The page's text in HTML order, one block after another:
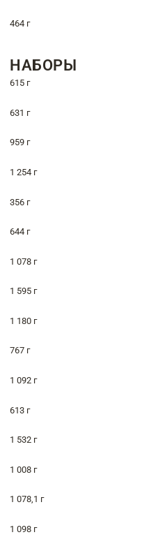
464 г
НАБОРЫ
615 г
631 г
959 г
1 254 г
356 г
644 г
1 078 г
1 595 г
1 180 г
767 г
1 092 г
613 г
1 532 г
1 008 г
1 078,1 г
1 098 г